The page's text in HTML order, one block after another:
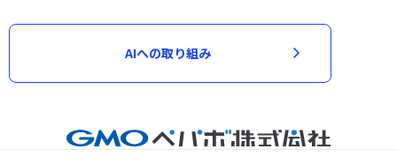
AIへの取り組み